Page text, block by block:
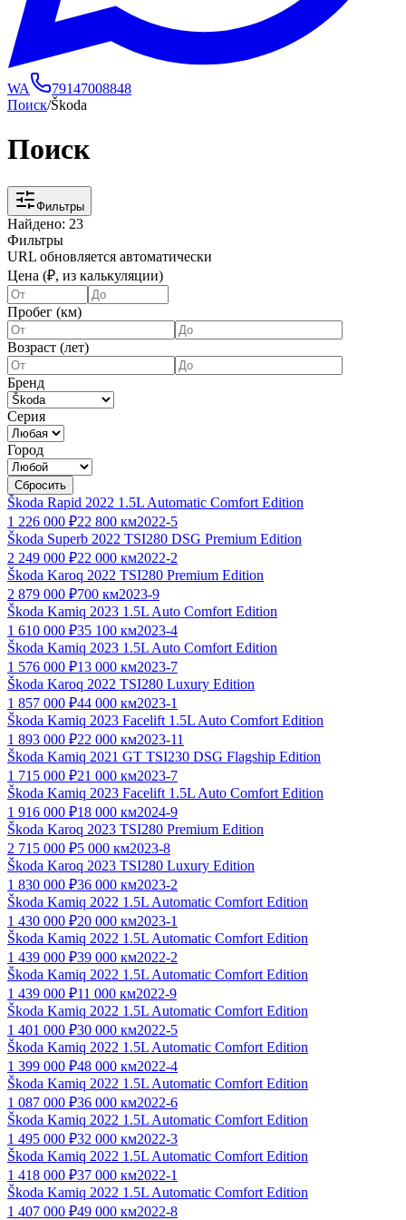
WA
79147008848
Поиск/Škoda
Поиск
Фильтры
Найдено: 23
Фильтры
URL обновляется автоматически
Цена (₽, из калькуляции)
Пробег (км)
Возраст (лет)
Бренд
Серия
Город
Сбросить
Škoda Rapid 2022 1.5L Automatic Comfort Edition
1 226 000 ₽22 800 км2022-5
Škoda Superb 2022 TSI280 DSG Premium Edition
2 249 000 ₽22 000 км2022-2
Škoda Karoq 2022 TSI280 Premium Edition
2 879 000 ₽700 км2023-9
Škoda Kamiq 2023 1.5L Auto Comfort Edition
1 610 000 ₽35 100 км2023-4
Škoda Kamiq 2023 1.5L Auto Comfort Edition
1 576 000 ₽13 000 км2023-7
Škoda Karoq 2022 TSI280 Luxury Edition
1 857 000 ₽44 000 км2023-1
Škoda Kamiq 2023 Facelift 1.5L Auto Comfort Edition
1 893 000 ₽22 000 км2023-11
Škoda Kamiq 2021 GT TSI230 DSG Flagship Edition
1 715 000 ₽21 000 км2023-7
Škoda Kamiq 2023 Facelift 1.5L Auto Comfort Edition
1 916 000 ₽18 000 км2024-9
Škoda Karoq 2023 TSI280 Premium Edition
2 715 000 ₽5 000 км2023-8
Škoda Karoq 2023 TSI280 Luxury Edition
1 830 000 ₽36 000 км2023-2
Škoda Kamiq 2022 1.5L Automatic Comfort Edition
1 430 000 ₽20 000 км2023-1
Škoda Kamiq 2022 1.5L Automatic Comfort Edition
1 439 000 ₽39 000 км2022-2
Škoda Kamiq 2022 1.5L Automatic Comfort Edition
1 439 000 ₽11 000 км2022-9
Škoda Kamiq 2022 1.5L Automatic Comfort Edition
1 401 000 ₽30 000 км2022-5
Škoda Kamiq 2022 1.5L Automatic Comfort Edition
1 399 000 ₽48 000 км2022-4
Škoda Kamiq 2022 1.5L Automatic Comfort Edition
1 087 000 ₽36 000 км2022-6
Škoda Kamiq 2022 1.5L Automatic Comfort Edition
1 495 000 ₽32 000 км2022-3
Škoda Kamiq 2022 1.5L Automatic Comfort Edition
1 418 000 ₽37 000 км2022-1
Škoda Kamiq 2022 1.5L Automatic Comfort Edition
1 407 000 ₽49 000 км2022-8